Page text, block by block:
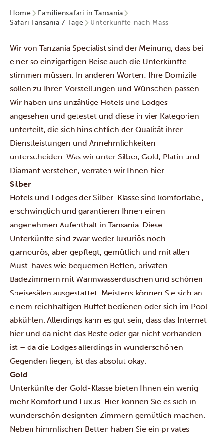
Home
Familiensafari in Tansania
Safari Tansania 7 Tage
Unterkünfte nach Mass
Wir von Tanzania Specialist sind der Meinung, dass bei
einer so einzigartigen Reise auch die Unterkünfte
stimmen müssen. In anderen Worten: Ihre Domizile
sollen zu Ihren Vorstellungen und Wünschen passen.
Wir haben uns unzählige Hotels und Lodges
angesehen und getestet und diese in vier Kategorien
unterteilt, die sich hinsichtlich der Qualität ihrer
Dienstleistungen und Annehmlichkeiten
unterscheiden. Was wir unter Silber, Gold, Platin und
Diamant verstehen, verraten wir Ihnen hier.
Silber
Hotels und Lodges der Silber-Klasse sind komfortabel,
erschwinglich und garantieren Ihnen einen
angenehmen Aufenthalt in Tansania. Diese
Unterkünfte sind zwar weder luxuriös noch
glamourös, aber gepflegt, gemütlich und mit allen
Must-haves wie bequemen Betten, privaten
Badezimmern mit Warmwasserduschen und schönen
Speisesälen ausgestattet. Meistens können Sie sich an
einem reichhaltigen Buffet bedienen oder sich im Pool
abkühlen. Allerdings kann es gut sein, dass das Internet
hier und da nicht das Beste oder gar nicht vorhanden
ist – da die Lodges allerdings in wunderschönen
Gegenden liegen, ist das absolut okay.
Gold
Unterkünfte der Gold-Klasse bieten Ihnen ein wenig
mehr Komfort und Luxus. Hier können Sie es sich in
wunderschön designten Zimmern gemütlich machen.
Neben himmlischen Betten haben Sie ein privates